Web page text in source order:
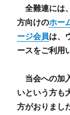
全難連には
方向けのホー
ージ会員は、
ースをご利用
当会への加
いという方も
方がおりまし